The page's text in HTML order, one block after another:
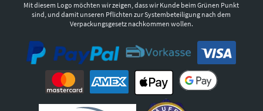
Mit diesem Logo möchten wir zeigen, dass wir Kunde beim Grünen Punkt
sind, und damit unseren Pflichten zur Systembeteiligung nach dem
Verpackungsgesetz nachkommen wollen.